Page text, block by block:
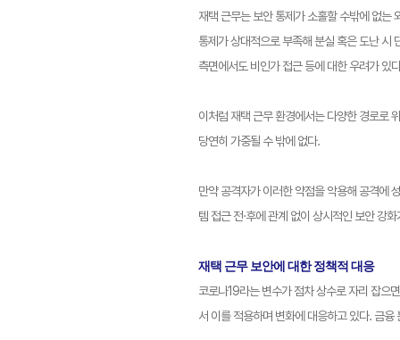
재택 근무는 보안 통제가 소홀할 수밖에 없는
통제가 상대적으로 부족해 분실 혹은 도난 시
측면에서도 비인가 접근 등에 대한 우려가 있
이처럼 재택 근무 환경에서는 다양한 경로로
당연히 가중될 수 밖에 없다.
만약 공격자가 이러한 약점을 악용해 공격에
템 접근 전·후에 관계 없이 상시적인 보안 강
재택 근무 보안에 대한 정책적 대응
코로나19라는 변수가 점차 상수로 자리 잡으
서 이를 적용하며 변화에 대응하고 있다. 금